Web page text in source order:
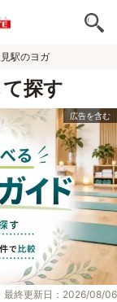
駅のヨガ
探す
最終更新日：2026/08/06